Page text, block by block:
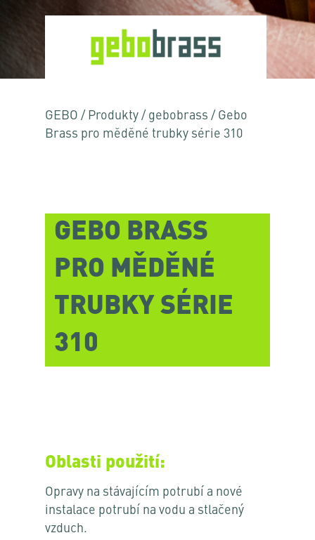
GEBO / Produkty / gebobrass / Gebo
Brass pro měděné trubky série 310
GEBO BRASS
PRO MĚDĚNÉ
TRUBKY SÉRIE
310
Oblasti použití:
Opravy na stávajícím potrubí a nové
instalace potrubí na vodu a stlačený
vzduch.